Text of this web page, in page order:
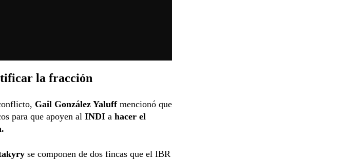
la fracción
Gail González Yaluff mencionó que
para que apoyen al INDI a hacer el
se componen de dos fincas que el IBR